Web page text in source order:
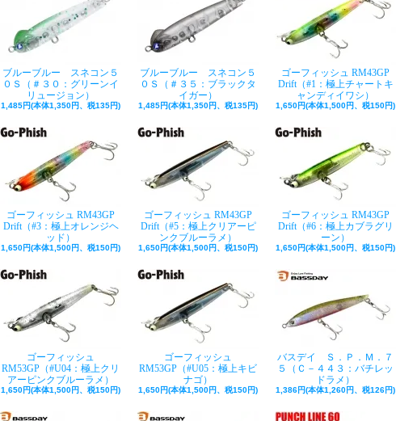
ブルーブルー スネコン５
０Ｓ（＃３０：グリーンイ
リュージョン）
1,485円(本体1,350円、税135円)
ブルーブルー スネコン５
０Ｓ（＃３５：ブラックタ
イガー）
1,485円(本体1,350円、税135円)
ゴーフィッシュ RM43GP
Drift（#1：極上チャートキ
ャンディイワシ）
1,650円(本体1,500円、税150円)
ゴーフィッシュ RM43GP
Drift（#3：極上オレンジヘ
ッド）
1,650円(本体1,500円、税150円)
ゴーフィッシュ RM43GP
Drift（#5：極上クリアーピ
ンクブルーラメ）
1,650円(本体1,500円、税150円)
ゴーフィッシュ RM43GP
Drift（#6：極上カブラグリ
ーン）
1,650円(本体1,500円、税150円)
ゴーフィッシュ
RM53GP（#U04：極上クリ
アーピンクブルーラメ）
1,650円(本体1,500円、税150円)
ゴーフィッシュ
RM53GP（#U05：極上キビ
ナゴ）
1,650円(本体1,500円、税150円)
バスデイ Ｓ．Ｐ．Ｍ．７
５（Ｃ－４４３：バチレッ
ドラメ）
1,386円(本体1,260円、税126円)